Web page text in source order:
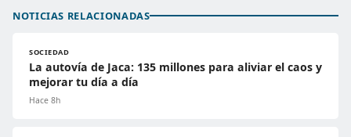
NOTICIAS RELACIONADAS
SOCIEDAD
La autovía de Jaca: 135 millones para aliviar el caos y
mejorar tu día a día
Hace 8h